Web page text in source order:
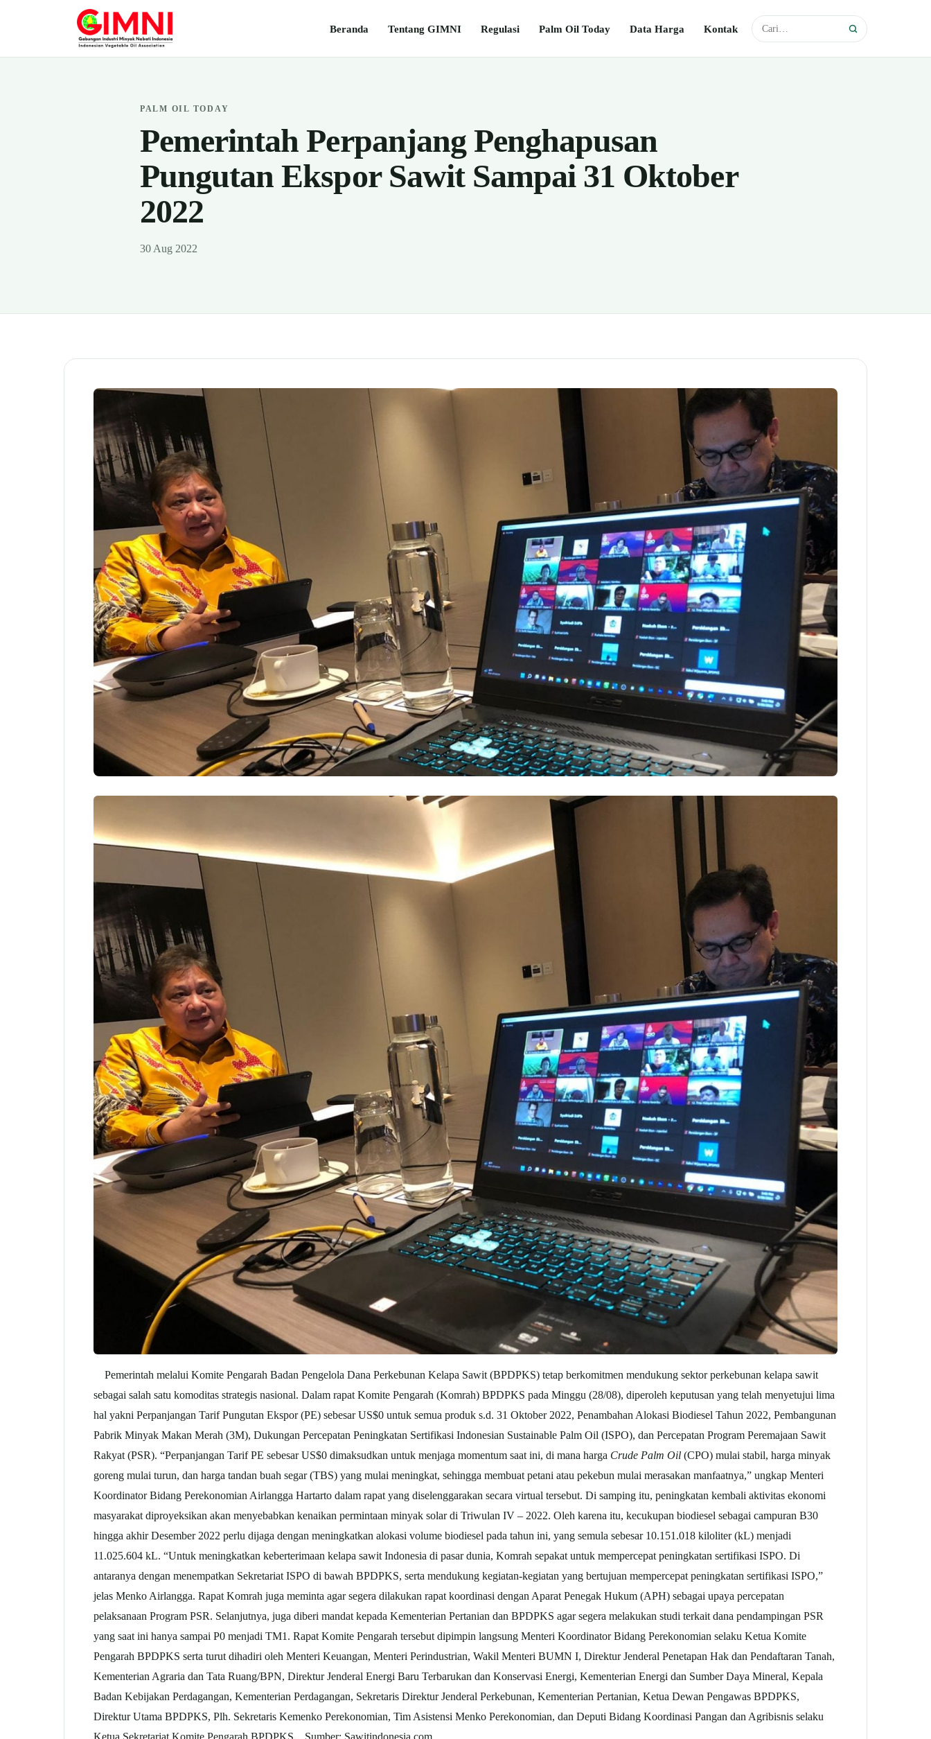
Beranda Tentang GIMNI Regulasi Palm Oil Today Data Harga Kontak
PALM OIL TODAY
Pemerintah Perpanjang Penghapusan
Pungutan Ekspor Sawit Sampai 31 Oktober
2022
30 Aug 2022
Pemerintah melalui Komite Pengarah Badan Pengelola Dana Perkebunan Kelapa Sawit (BPDPKS) tetap berkomitmen mendukung sektor perkebunan kelapa sawit
sebagai salah satu komoditas strategis nasional. Dalam rapat Komite Pengarah (Komrah) BPDPKS pada Minggu (28/08), diperoleh keputusan yang telah menyetujui lima
hal yakni Perpanjangan Tarif Pungutan Ekspor (PE) sebesar US$0 untuk semua produk s.d. 31 Oktober 2022, Penambahan Alokasi Biodiesel Tahun 2022, Pembangunan
Pabrik Minyak Makan Merah (3M), Dukungan Percepatan Peningkatan Sertifikasi Indonesian Sustainable Palm Oil (ISPO), dan Percepatan Program Peremajaan Sawit
Rakyat (PSR). “Perpanjangan Tarif PE sebesar US$0 dimaksudkan untuk menjaga momentum saat ini, di mana harga Crude Palm Oil (CPO) mulai stabil, harga minyak
goreng mulai turun, dan harga tandan buah segar (TBS) yang mulai meningkat, sehingga membuat petani atau pekebun mulai merasakan manfaatnya,” ungkap Menteri
Koordinator Bidang Perekonomian Airlangga Hartarto dalam rapat yang diselenggarakan secara virtual tersebut. Di samping itu, peningkatan kembali aktivitas ekonomi
masyarakat diproyeksikan akan menyebabkan kenaikan permintaan minyak solar di Triwulan IV – 2022. Oleh karena itu, kecukupan biodiesel sebagai campuran B30
hingga akhir Desember 2022 perlu dijaga dengan meningkatkan alokasi volume biodiesel pada tahun ini, yang semula sebesar 10.151.018 kiloliter (kL) menjadi
11.025.604 kL. “Untuk meningkatkan keberterimaan kelapa sawit Indonesia di pasar dunia, Komrah sepakat untuk mempercepat peningkatan sertifikasi ISPO. Di
antaranya dengan menempatkan Sekretariat ISPO di bawah BPDPKS, serta mendukung kegiatan-kegiatan yang bertujuan mempercepat peningkatan sertifikasi ISPO,”
jelas Menko Airlangga. Rapat Komrah juga meminta agar segera dilakukan rapat koordinasi dengan Aparat Penegak Hukum (APH) sebagai upaya percepatan
pelaksanaan Program PSR. Selanjutnya, juga diberi mandat kepada Kementerian Pertanian dan BPDPKS agar segera melakukan studi terkait dana pendampingan PSR
yang saat ini hanya sampai P0 menjadi TM1. Rapat Komite Pengarah tersebut dipimpin langsung Menteri Koordinator Bidang Perekonomian selaku Ketua Komite
Pengarah BPDPKS serta turut dihadiri oleh Menteri Keuangan, Menteri Perindustrian, Wakil Menteri BUMN I, Direktur Jenderal Penetapan Hak dan Pendaftaran Tanah,
Kementerian Agraria dan Tata Ruang/BPN, Direktur Jenderal Energi Baru Terbarukan dan Konservasi Energi, Kementerian Energi dan Sumber Daya Mineral, Kepala
Badan Kebijakan Perdagangan, Kementerian Perdagangan, Sekretaris Direktur Jenderal Perkebunan, Kementerian Pertanian, Ketua Dewan Pengawas BPDPKS,
Direktur Utama BPDPKS, Plh. Sekretaris Kemenko Perekonomian, Tim Asistensi Menko Perekonomian, dan Deputi Bidang Koordinasi Pangan dan Agribisnis selaku